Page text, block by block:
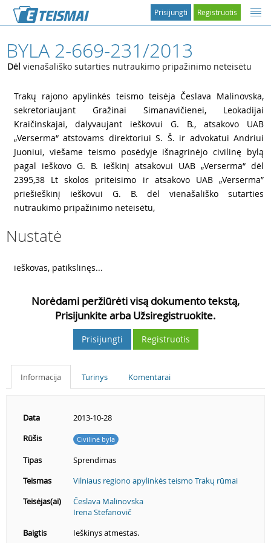
Registruotis
Prisijungti
BYLA 2-669-231/2013
Dėl vienašališko sutarties nutraukimo pripažinimo neteisėtu
Trakų rajono apylinkės teismo teisėja Česlava Malinovska,
sekretoriaujant Gražinai Simanavičienei, Leokadijai
Kraičinskajai, dalyvaujant ieškovui G. B., atsakovo UAB
„Verserma“ atstovams direktoriui S. Š. ir advokatui Andriui
Juoniui, viešame teismo posėdyje išnagrinėjo civilinę bylą
pagal ieškovo G. B. ieškinį atsakovui UAB „Verserma“ dėl
2395,38 Lt skolos priteisimo ir atsakovo UAB „Verserma”
priešieškinį ieškovui G. B. dėl vienašališko sutarties
nutraukimo pripažinimo neteisėtu,
Nustatė
ieškovas, patikslinęs...
Norėdami peržiūrėti visą dokumento tekstą,
Prisijunkite arba Užsiregistruokite.
Prisijungti Registruotis
Informacija Turinys Komentarai
Data
2013-10-28
Rūšis
Civilinė byla
Tipas
Sprendimas
Teismas
Vilniaus regiono apylinkės teismo Trakų rūmai
Teisėjas(ai)
Česlava Malinovska
Irena Stefanovič
Baigtis
Ieškinys atmestas.